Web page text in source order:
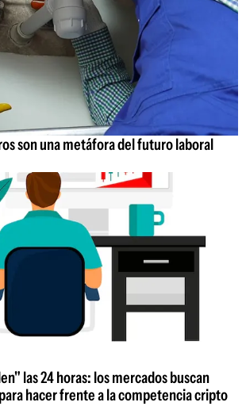
son una metáfora del futuro laboral
las 24 horas: los mercados buscan
hacer frente a la competencia cripto